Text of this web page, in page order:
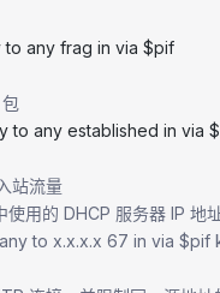
any frag in via $pif
to any established in via
站流量
用的 DHCP 服务器 IP 地
to x.x.x.x 67 in via $pif